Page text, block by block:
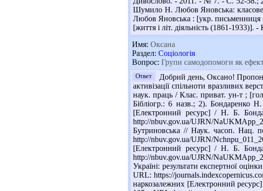
Шумило Н. Любов Яновська: класове
Любов Яновська : [укр. письменниця
[життя і літ. діяльність (1861-
Имя: Оксана
Раздел: Соціологія
Вопрос: Групи самодопомоги як
Ответ
Добрий день, Оксано!
активізації спільноти вразливих
наук. праць / Клас. приват. ун-т ;
Бібліогр.: 6 назв.; 2). Бондаренко
[Електронний ресурс] / Н. Б.
http://nbuv.gov.ua/UJRN/
Бутриновська // Наук. часоп. Нац.
http://nbuv.gov.ua/UJRN/
[Електронний ресурс] / Н. Б.
http://nbuv.gov.ua/UJRN/
Україні: результати експертної
URL: https://
наркозалежних [Електронний